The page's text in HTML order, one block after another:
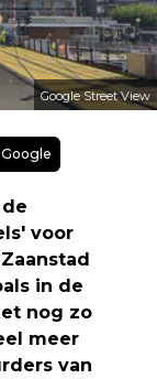
Google Street View
voor
in de
nog zo
meer
van